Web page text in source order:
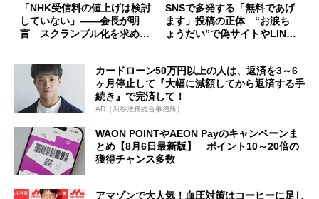
「NHK受信料の値上げは検討
していない」――会長が明
言 スクランブル化を求める
SNSで多発する「無料であげ
ます」投稿の正体 “お涙ち
ょうだい”で偽サイトやLINE
カードローン50万円以上の人は、返済を3～6
ヶ月停止して『大幅に減額してから返済する手
続き』で完済して！
AD（渋谷法務総合事務所）
WAON POINTやAEON Payのキャンペーンま
とめ【8月6日最新版】 ポイント10～20倍の
獲得チャンス多数
アマゾンで大人気！血圧対策はコーヒーに足し